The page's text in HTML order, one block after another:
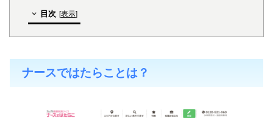
目次 [表示]
ナースではたらことは？